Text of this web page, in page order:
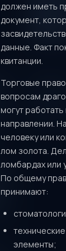
должен иметь
документ,
данные. Факт
квитанции.
Торговые
вопросам
могут
направлении.
человеку или
лом золота.
ломбардах или
По общему
принимают:
элементы;